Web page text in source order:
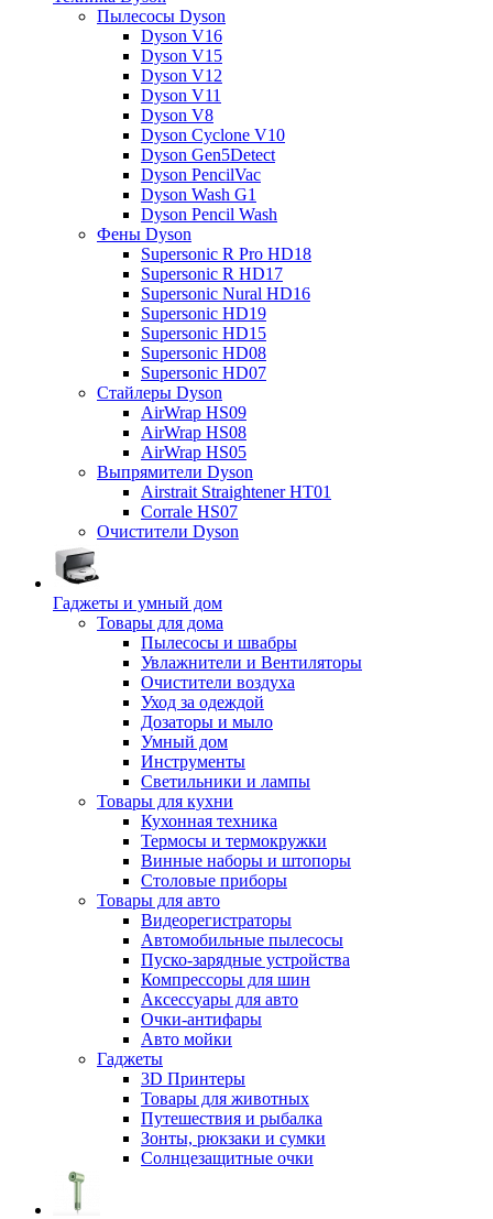
Пылесосы Dyson
Dyson V16
Dyson V15
Dyson V12
Dyson V11
Dyson V8
Dyson Cyclone V10
Dyson Gen5Detect
Dyson PencilVac
Dyson Wash G1
Dyson Pencil Wash
Фены Dyson
Supersonic R Pro HD18
Supersonic R HD17
Supersonic Nural HD16
Supersonic HD19
Supersonic HD15
Supersonic HD08
Supersonic HD07
Стайлеры Dyson
AirWrap HS09
AirWrap HS08
AirWrap HS05
Выпрямители Dyson
Airstrait Straightener HT01
Corrale HS07
Очистители Dyson
Гаджеты и умный дом
Товары для дома
Пылесосы и швабры
Увлажнители и Вентиляторы
Очистители воздуха
Уход за одеждой
Дозаторы и мыло
Умный дом
Инструменты
Светильники и лампы
Товары для кухни
Кухонная техника
Термосы и термокружки
Винные наборы и штопоры
Столовые приборы
Товары для авто
Видеорегистраторы
Автомобильные пылесосы
Пуско-зарядные устройства
Компрессоры для шин
Аксессуары для авто
Очки-антифары
Авто мойки
Гаджеты
3D Принтеры
Товары для животных
Путешествия и рыбалка
Зонты, рюкзаки и сумки
Солнцезащитные очки